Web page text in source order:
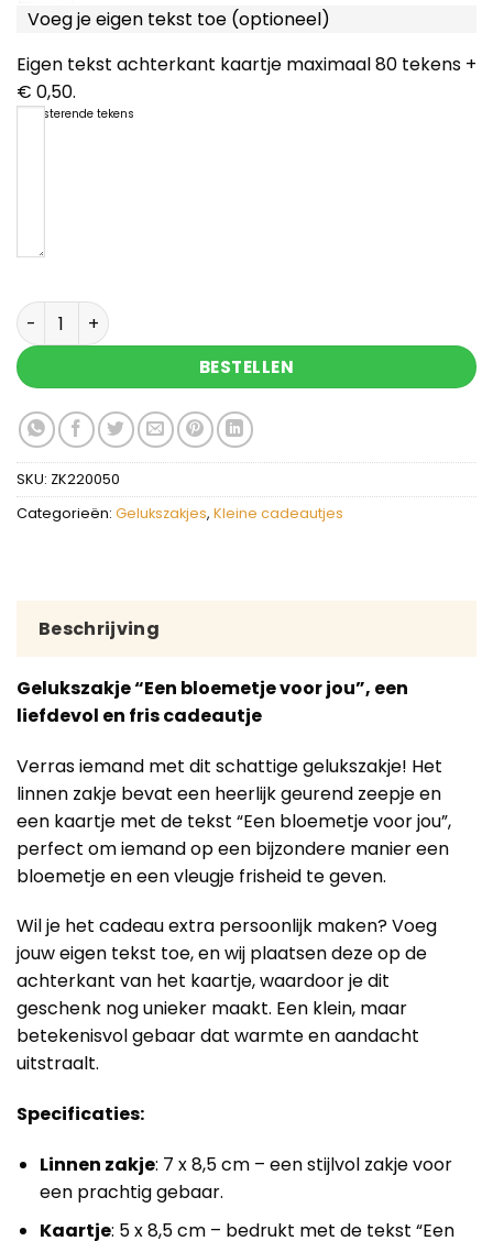
Voeg je eigen tekst toe (optioneel)
Eigen tekst achterkant kaartje maximaal 80 tekens +
€ 0,50.
resterende tekens
Een bloemetje voor jou - gelukszakje met
BESTELLEN
SKU: ZK220050
Categorieën: Gelukszakjes, Kleine cadeautjes
Beschrijving
Gelukszakje “Een bloemetje voor jou”, een
liefdevol en fris cadeautje
Verras iemand met dit schattige gelukszakje! Het
linnen zakje bevat een heerlijk geurend zeepje en
een kaartje met de tekst “Een bloemetje voor jou”,
perfect om iemand op een bijzondere manier een
bloemetje en een vleugje frisheid te geven.
Wil je het cadeau extra persoonlijk maken? Voeg
jouw eigen tekst toe, en wij plaatsen deze op de
achterkant van het kaartje, waardoor je dit
geschenk nog unieker maakt. Een klein, maar
betekenisvol gebaar dat warmte en aandacht
uitstraalt.
Specificaties:
Linnen zakje: 7 x 8,5 cm – een stijlvol zakje voor
een prachtig gebaar.
Kaartje: 5 x 8,5 cm – bedrukt met de tekst “Een